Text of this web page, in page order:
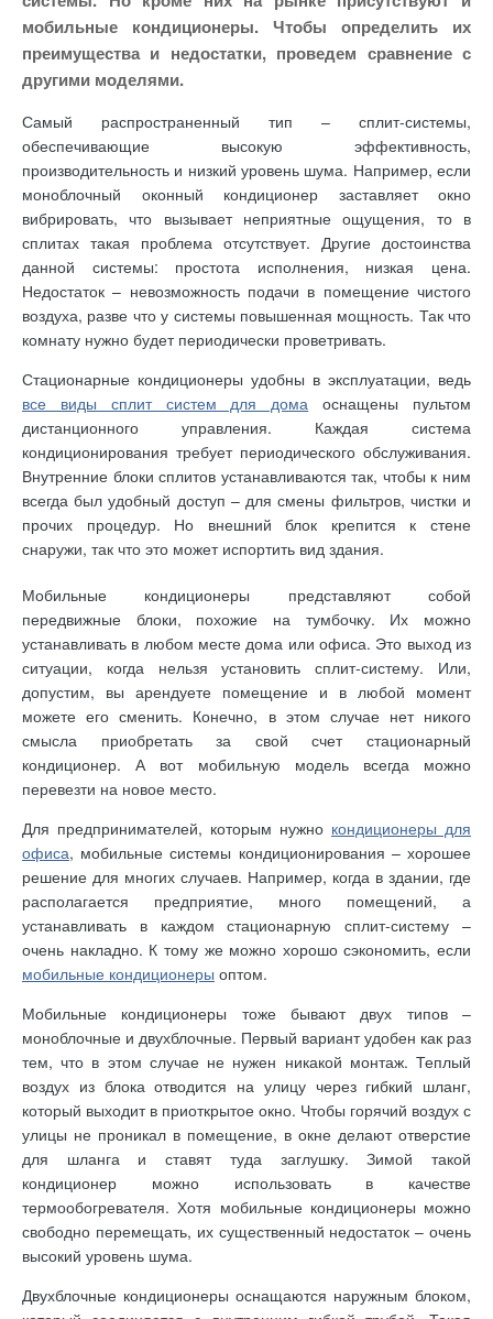
мобильные кондиционеры. Чтобы определить их
преимущества и недостатки, проведем сравнение с
другими моделями.
Самый распространенный тип – сплит-системы,
обеспечивающие высокую эффективность,
производительность и низкий уровень шума. Например, если
моноблочный оконный кондиционер заставляет окно
вибрировать, что вызывает неприятные ощущения, то в
сплитах такая проблема отсутствует. Другие достоинства
данной системы: простота исполнения, низкая цена.
Недостаток – невозможность подачи в помещение чистого
воздуха, разве что у системы повышенная мощность. Так что
комнату нужно будет периодически проветривать.
Стационарные кондиционеры удобны в эксплуатации, ведь
все виды сплит систем для дома оснащены пультом
дистанционного управления. Каждая система
кондиционирования требует периодического обслуживания.
Внутренние блоки сплитов устанавливаются так, чтобы к ним
всегда был удобный доступ – для смены фильтров, чистки и
прочих процедур. Но внешний блок крепится к стене
снаружи, так что это может испортить вид здания.
Мобильные кондиционеры представляют собой
передвижные блоки, похожие на тумбочку. Их можно
устанавливать в любом месте дома или офиса. Это выход из
ситуации, когда нельзя установить сплит-систему. Или,
допустим, вы арендуете помещение и в любой момент
можете его сменить. Конечно, в этом случае нет никого
смысла приобретать за свой счет стационарный
кондиционер. А вот мобильную модель всегда можно
перевезти на новое место.
Для предпринимателей, которым нужно кондиционеры для
офиса, мобильные системы кондиционирования – хорошее
решение для многих случаев. Например, когда в здании, где
располагается предприятие, много помещений, а
устанавливать в каждом стационарную сплит-систему –
очень накладно. К тому же можно хорошо сэкономить, если
мобильные кондиционеры оптом.
Мобильные кондиционеры тоже бывают двух типов –
моноблочные и двухблочные. Первый вариант удобен как раз
тем, что в этом случае не нужен никакой монтаж. Теплый
воздух из блока отводится на улицу через гибкий шланг,
который выходит в приоткрытое окно. Чтобы горячий воздух с
улицы не проникал в помещение, в окне делают отверстие
для шланга и ставят туда заглушку. Зимой такой
кондиционер можно использовать в качестве
термообогревателя. Хотя мобильные кондиционеры можно
свободно перемещать, их существенный недостаток – очень
высокий уровень шума.
Двухблочные кондиционеры оснащаются наружным блоком,